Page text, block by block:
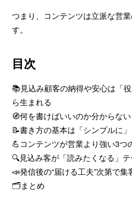
つまり、コンテンツは立派な営
す。
目次
📚見込み顧客の納得や安心は「
ら生まれる
🧭何を書けばいいのか分からな
📝書き方の基本は「シンプルに」
💪コンテンツが営業より強い3つ
🔍見込み客が「読みたくなる」
📣発信後の“届ける工夫”次第で
🗂️まとめ